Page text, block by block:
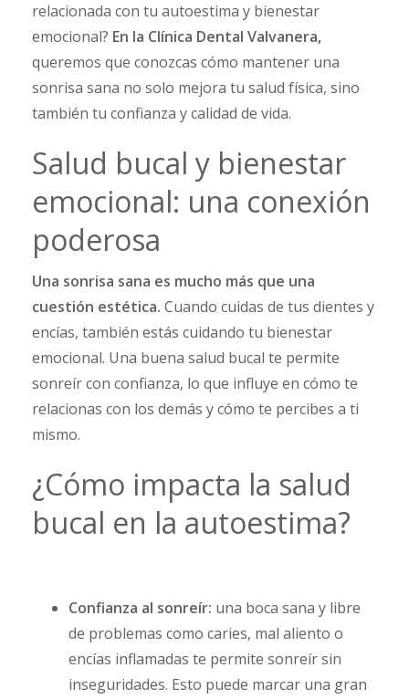
relacionada con tu autoestima y bienestar
emocional? En la Clínica Dental Valvanera,
queremos que conozcas cómo mantener una
sonrisa sana no solo mejora tu salud física, sino
también tu confianza y calidad de vida.
Salud bucal y bienestar
emocional: una conexión
poderosa
Una sonrisa sana es mucho más que una
cuestión estética. Cuando cuidas de tus dientes y
encías, también estás cuidando tu bienestar
emocional. Una buena salud bucal te permite
sonreír con confianza, lo que influye en cómo te
relacionas con los demás y cómo te percibes a ti
mismo.
¿Cómo impacta la salud
bucal en la autoestima?
Confianza al sonreír: una boca sana y libre
de problemas como caries, mal aliento o
encías inflamadas te permite sonreír sin
inseguridades. Esto puede marcar una gran